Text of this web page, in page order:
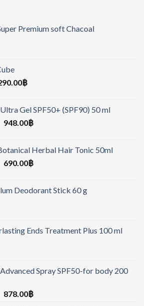
Premium soft Chacoal
฿
Gel SPF50+ (SPF90) 50 ml
948.00฿
Herbal Hair Tonic 50ml
690.00฿
Deodorant Stick 60 g
Ends Treatment Plus 100 ml
Spray SPF50-for body 200
878.00฿